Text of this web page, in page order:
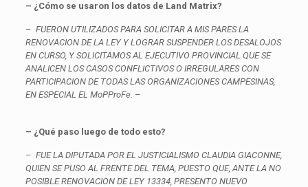
– ¿Cómo se usaron los datos de Land Matrix?
– FUERON UTILIZADOS PARA SOLICITAR A MIS PARES LA
RENOVACION DE LA LEY Y LOGRAR SUSPENDER LOS DESALOJOS
EN CURSO, Y SOLICITAMOS AL EJECUTIVO PROVINCIAL QUE SE
ANALICEN LOS CASOS CONFLICTIVOS O IRREGULARES CON
PARTICIPACION DE TODAS LAS ORGANIZACIONES CAMPESINAS,
EN ESPECIAL EL MoPProFe. –
– ¿Qué paso luego de todo esto?
– FUE LA DIPUTADA POR EL JUSTICIALISMO CLAUDIA GIACONNE,
QUIEN SE PUSO AL FRENTE DEL TEMA, PUESTO QUE, ANTE LA NO
POSIBLE RENOVACION DE LEY 13334, PRESENTO NUEVO